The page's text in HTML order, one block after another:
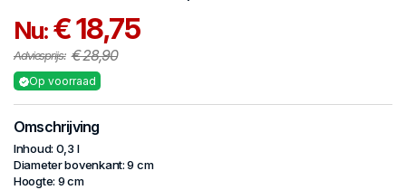
Nu:€ 18,75
Adviesprijs: € 28,90
Op voorraad
Omschrijving
Inhoud: 0,3 l
Diameter bovenkant: 9 cm
Hoogte: 9 cm